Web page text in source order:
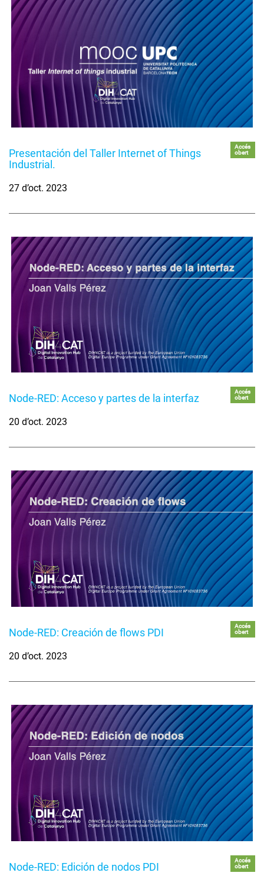
Presentación del Taller Internet of Things
Industrial.
Accés
obert
27 d’oct. 2023
Node-RED: Acceso y partes de la interfaz
Accés
obert
20 d’oct. 2023
Node-RED: Creación de flows PDI
Accés
obert
20 d’oct. 2023
Node-RED: Edición de nodos PDI
Accés
obert